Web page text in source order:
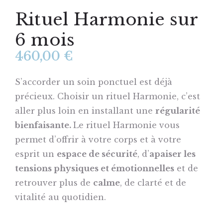
à
carte
Massages
duo
Magnétisme
Numérologie
Réflexologie
programmes
Se
libérer
du
burnout
Rituels
Les
ateliers
collectifs
Evènements
Voyage
Soin
individuel
Soin
en
duo
Bon
Rituels
et
Cure
Bien-
Espace
professionnel
QVT
/
RH
CSE
EHPAD
/
ESSMS
la
une
Contact
Rituel Harmonie sur
6 mois
460,00 €
S’accorder un soin ponctuel est déjà
précieux. Choisir un rituel Harmonie, c’est
aller plus loin en installant une régularité
bienfaisante. Le rituel Harmonie vous
permet d’offrir à votre corps et à votre
esprit un espace de sécurité, d’apaiser les
tensions physiques et émotionnelles et de
retrouver plus de calme, de clarté et de
vitalité au quotidien.